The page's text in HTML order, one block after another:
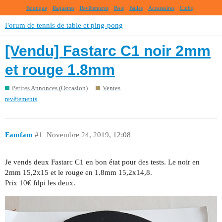
Boutique Raquettes Revêtements Bois Balles Accessoires Clubs
Forum de tennis de table et ping-pong
[Vendu] Fastarc C1 noir 2mm
et rouge 1.8mm
Petites Annonces (Occasion)
Ventes
revêtements
Famfam Novembre 24, 2019, 12:08
#1
Je vends deux Fastarc C1 en bon état pour des tests. Le noir en
2mm 15,2x15 et le rouge en 1.8mm 15,2x14,8.
Prix 10€ fdpi les deux.